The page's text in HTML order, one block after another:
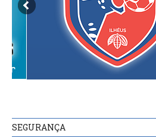
SEGURANÇA